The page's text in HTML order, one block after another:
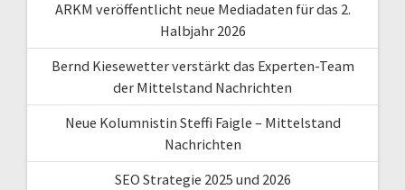
ARKM veröffentlicht neue Mediadaten für das 2.
Halbjahr 2026
Bernd Kiesewetter verstärkt das Experten-Team
der Mittelstand Nachrichten
Neue Kolumnistin Steffi Faigle – Mittelstand
Nachrichten
SEO Strategie 2025 und 2026